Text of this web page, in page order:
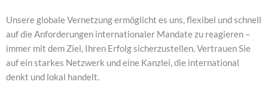
Unse­re glo­ba­le Ver­net­zung ermög­licht es uns, fle­xi­bel und schnell
auf die Anfor­de­run­gen inter­na­tio­na­ler Man­da­te zu reagie­ren –
immer mit dem Ziel, Ihren Erfolg sicher­zu­stel­len. Ver­trau­en Sie
auf ein star­kes Netz­werk und eine Kanz­lei, die inter­na­tio­nal
denkt und lokal han­delt.